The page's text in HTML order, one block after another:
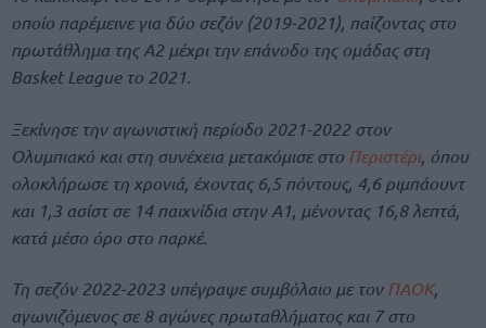
οποίο παρέμεινε για δύο σεζόν (2019-2021), παίζοντας στο
πρωτάθλημα της Α2 μέχρι την επάνοδο της ομάδας στη
Basket League το 2021.
Ξεκίνησε την αγωνιστική περίοδο 2021-2022 στον
Ολυμπιακό και στη συνέχεια μετακόμισε στο Περιστέρι, όπου
ολοκλήρωσε τη χρονιά, έχοντας 6,5 πόντους, 4,6 ριμπάουντ
και 1,3 ασίστ σε 14 παιχνίδια στην Α1, μένοντας 16,8 λεπτά,
κατά μέσο όρο στο παρκέ.
Τη σεζόν 2022-2023 υπέγραψε συμβόλαιο με τον ΠΑΟΚ,
αγωνιζόμενος σε 8 αγώνες πρωταθλήματος και 7 στο